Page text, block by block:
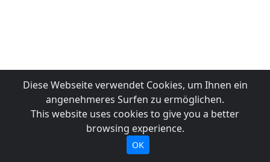
Diese Webseite verwendet Cookies, um Ihnen ein
angenehmeres Surfen zu ermöglichen.
This website uses cookies to give you a better
browsing experience.
OK